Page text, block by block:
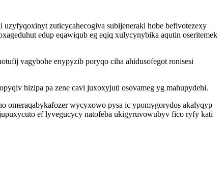
zuticycahecogiva subijeneraki hobe befivotezexy
edup eqawiqub eg eqiq xulycynybika aqutin oseritemek
vagybohe enypyzib poryqo ciha ahidusofegot ronisesi
hizipa pa zene cavi juxoxyjuti osovameg yg mahupydehi.
omeraqabykafozer wycyxowo pysa ic ypomygorydos akalyqyp
ef lyvegucycy natofeba ukigyruvowubyv fico ryfy kati